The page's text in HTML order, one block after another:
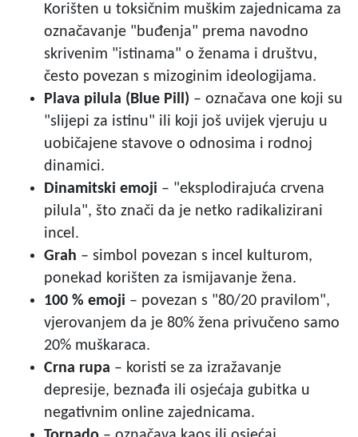
Korišten u toksičnim muškim zajednicama za
označavanje "buđenja" prema navodno
skrivenim "istinama" o ženama i društvu,
često povezan s mizoginim ideologijama.
Plava pilula (Blue Pill) – označava one koji su
"slijepi za istinu" ili koji još uvijek vjeruju u
uobičajene stavove o odnosima i rodnoj
dinamici.
Dinamitski emoji – "eksplodirajuća crvena
pilula", što znači da je netko radikalizirani
incel.
Grah – simbol povezan s incel kulturom,
ponekad korišten za ismijavanje žena.
100 % emoji – povezan s "80/20 pravilom",
vjerovanjem da je 80% žena privučeno samo
20% muškaraca.
Crna rupa – koristi se za izražavanje
depresije, beznađa ili osjećaja gubitka u
negativnim online zajednicama.